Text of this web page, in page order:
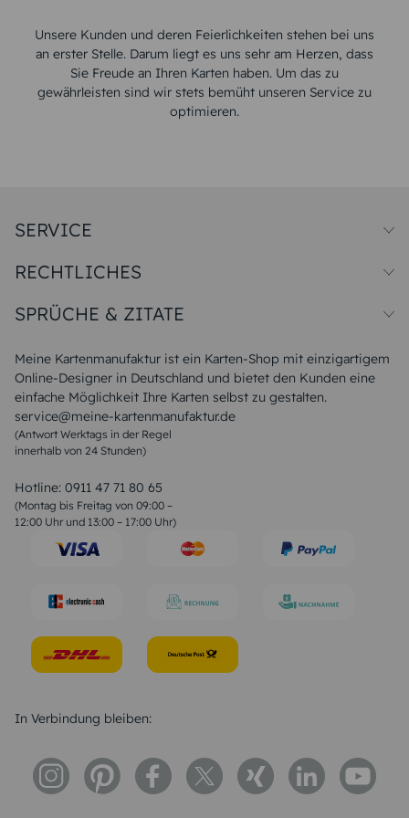
Unsere Kunden und deren Feierlichkeiten stehen bei uns
an erster Stelle. Darum liegt es uns sehr am Herzen, dass
Sie Freude an Ihren Karten haben. Um das zu
gewährleisten sind wir stets bemüht unseren Service zu
optimieren.
Meine Kartenmanufaktur ist ein Karten-Shop mit einzigartigem
Online-Designer in Deutschland und bietet den Kunden eine
einfache Möglichkeit Ihre Karten selbst zu gestalten.
service@meine-kartenmanufaktur.de
(Antwort Werktags in der Regel
innerhalb von 24 Stunden)
Hotline: 0911 47 71 80 65
(Montag bis Freitag von 09:00 –
12:00 Uhr und 13:00 – 17:00 Uhr)
SERVICE
Papiersorten
Unsere Produktion
Magazin
FAQ
RECHTLICHES
Widerrufsbelehrung
SPRÜCHE & ZITATE
Liebeskummer Sprüche
Sommer Sprüche
Muttertagssprüche
Sprüche zur Hochzeit
Sprüche zur Konfirmation & Kommunion
Weihnachtsgedichte
Liebessprüche
Geburtstagssprüche
Trauersprüche
Konfirmation Glückwünsche
In Verbindung bleiben: